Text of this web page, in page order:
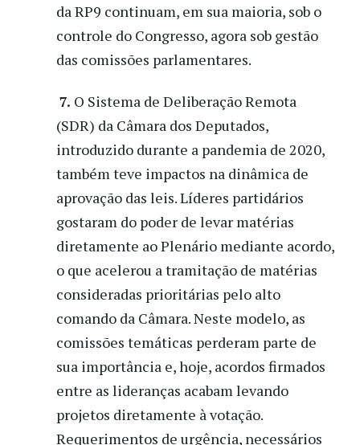
da RP9 continuam, em sua maioria, sob o
controle do Congresso, agora sob gestão
das comissões parlamentares.
7. O Sistema de Deliberação Remota
(SDR) da Câmara dos Deputados,
introduzido durante a pandemia de 2020,
também teve impactos na dinâmica de
aprovação das leis. Líderes partidários
gostaram do poder de levar matérias
diretamente ao Plenário mediante acordo,
o que acelerou a tramitação de matérias
consideradas prioritárias pelo alto
comando da Câmara. Neste modelo, as
comissões temáticas perderam parte de
sua importância e, hoje, acordos firmados
entre as lideranças acabam levando
projetos diretamente à votação.
Requerimentos de urgência, necessários